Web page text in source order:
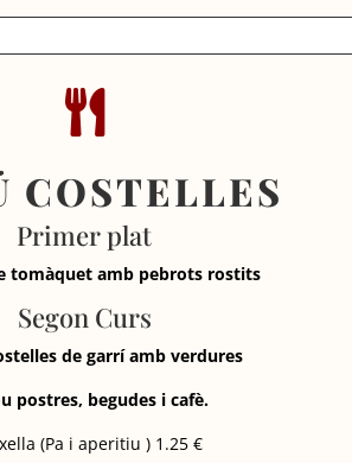

COSTELLES
Primer plat
tomàquet amb pebrots rostits
Segon Curs
de garrí amb verdures
postres, begudes i cafè.
(Pa i aperitiu ) 1.25 €